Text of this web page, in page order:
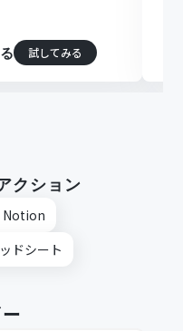
試してみる
クション
Notion
ドシート